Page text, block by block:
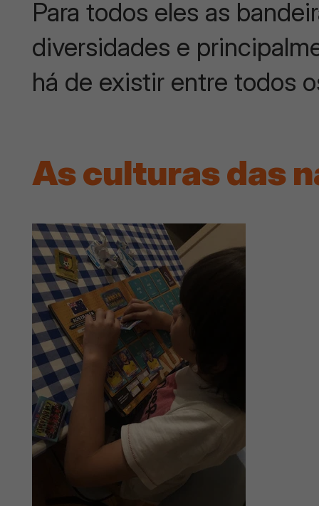
Para todos eles as
diversidades e
há de existir entre todos
As culturas das